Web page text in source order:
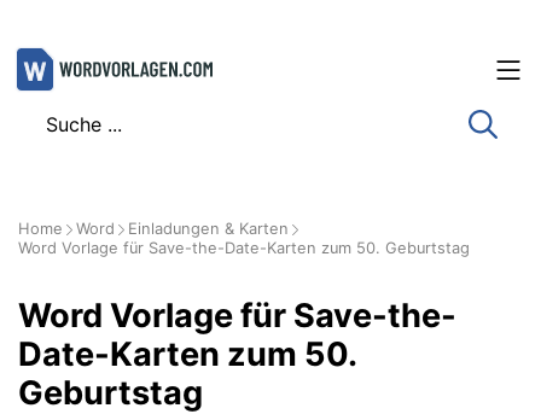
Zum
Inhalt
Home Word
Einladungen & Karten
Word Vorlage für Save-the-Date-Karten zum 50. Geburtstag
Word Vorlage für Save-the-
Date-Karten zum 50.
Geburtstag